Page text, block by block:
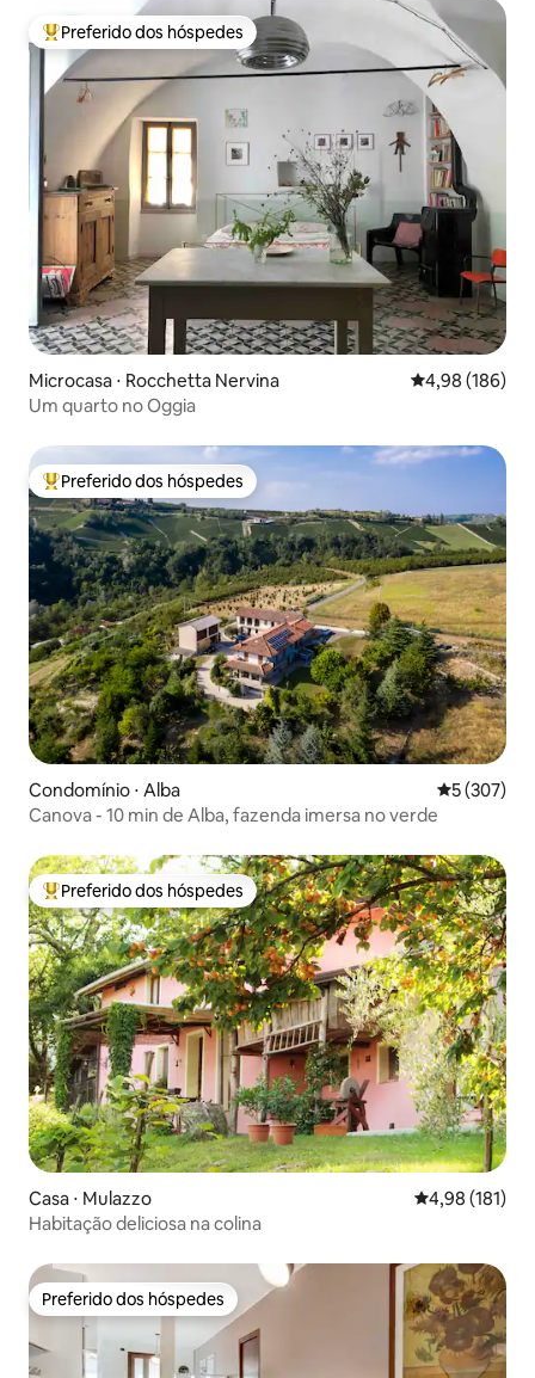
Entre os melhores preferidos dos hóspedes
Preferido dos hóspedes
Microcasa ⋅ Rocchetta Nervina 4,98 de uma
4,98 (186)
Um quarto no Oggia
Entre os melhores preferidos dos hóspedes
Preferido dos hóspedes
Condomínio ⋅ Alba 5 de uma
5 (307)
Canova - 10 min de Alba, fazenda imersa no verde
Entre os melhores preferidos dos hóspedes
Preferido dos hóspedes
Casa ⋅ Mulazzo 4,98 de uma
4,98 (181)
Habitação deliciosa na colina
Preferido dos hóspedes
Preferido dos hóspedes